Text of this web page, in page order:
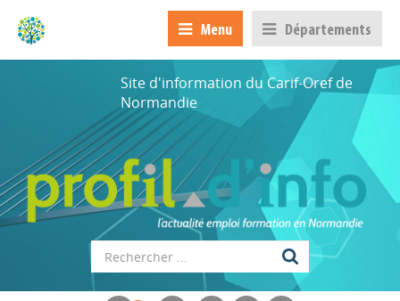
Menu Départements
Site d'information du Carif-Oref de
Normandie